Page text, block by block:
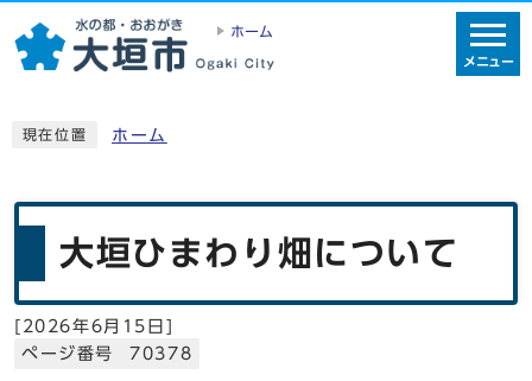
ホーム
メニュー
現在位置 ホーム
大垣ひまわり畑について
[ 2026年6月15日 ]
ページ番号 70378